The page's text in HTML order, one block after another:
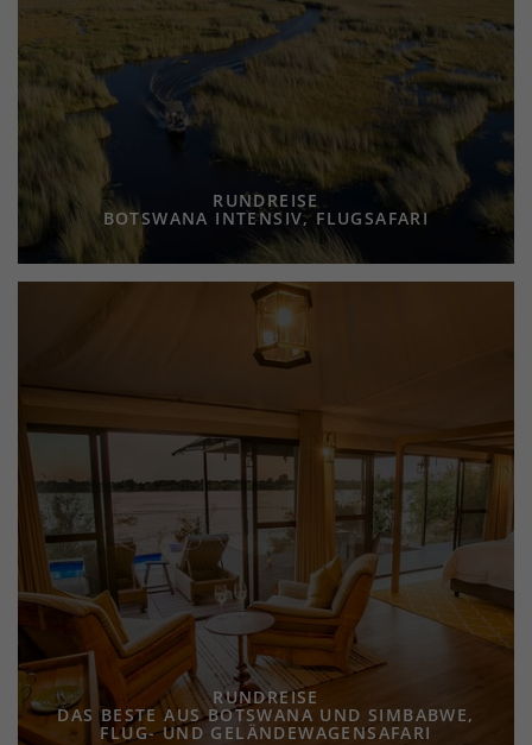
RUNDREISE
BOTSWANA INTENSIV, FLUGSAFARI
RUNDREISE
DAS BESTE AUS BOTSWANA UND SIMBABWE,
FLUG- UND GELÄNDEWAGENSAFARI